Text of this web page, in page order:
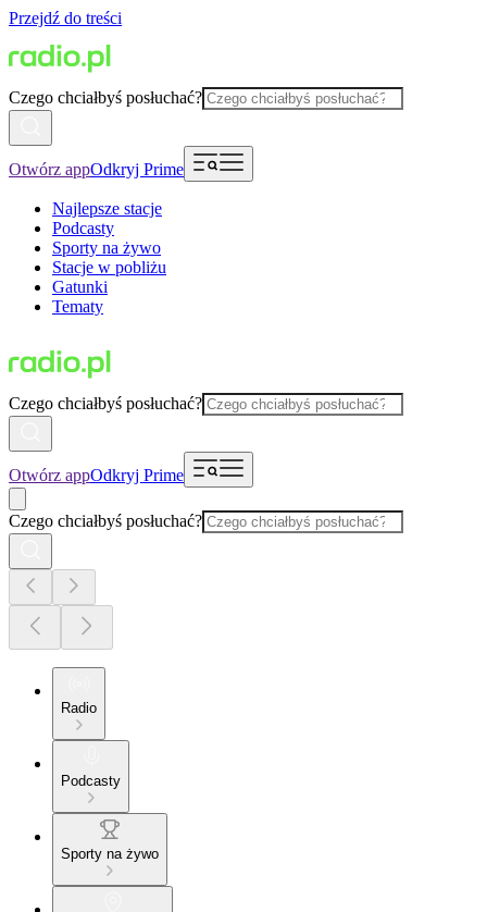
Przejdź do treści
Czego chciałbyś posłuchać?
Otwórz appOdkryj Prime
Najlepsze stacje
Podcasty
Sporty na żywo
Stacje w pobliżu
Gatunki
Tematy
Czego chciałbyś posłuchać?
Otwórz appOdkryj Prime
Czego chciałbyś posłuchać?
Radio
Podcasty
Sporty na żywo